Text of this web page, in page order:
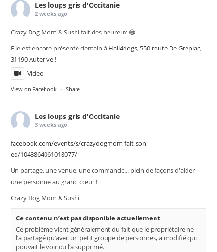
Les loups gris d'Occitanie
2 weeks ago
Crazy Dog Mom & Sushi fait des heureux 😁
Elle est encore présente demain à Hall4dogs, 550 route De Grepiac,
31190 Auterive !
Video
View on Facebook · Share
Les loups gris d'Occitanie
3 weeks ago
facebook.com/events/s/crazydogmom-fait-son-
eo/1048864061018077/
Un partage, une venue, une commande... plein de façons d'aider
une personne au grand cœur !
Crazy Dog Mom & Sushi
Ce contenu n’est pas disponible actuellement
Ce problème vient généralement du fait que le propriétaire ne
l’a partagé qu’avec un petit groupe de personnes, a modifié qui
pouvait le voir ou l’a supprimé.